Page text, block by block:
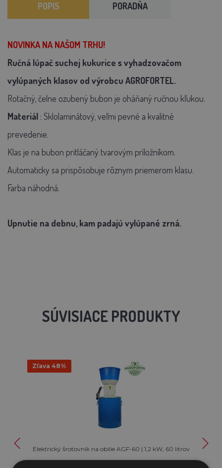
POPIS PORADŇA
NOVINKA NA NAŠOM TRHU!
Ručná lúpač suchej kukurice s vyhadzovačom
vylúpaných klasov od výrobcu AGROFORTEL.
Rotačný, čelne ozubený bubon je oháňaný ručnou kľukou.
Materiál : Sklolaminátový, veľmi pevné a kvalitné
prevedenie.
Klas je na bubon pritláčaný tvarovým príložníkom.
Automaticky sa prispôsobuje rôznym priemerom klasu.
Farba náhodná.
Upnutie na debnu, kam padajú vylúpané zrná.
SÚVISIACE PRODUKTY
Zľava 48%
Elektrický šrotovník na obilie AGF-60 | 1,2 kW, 60 litrov